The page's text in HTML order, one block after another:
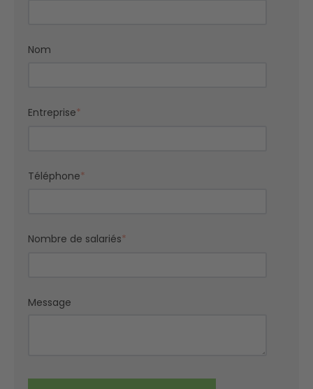
Nom
Entreprise*
Téléphone*
Nombre de salariés*
Message